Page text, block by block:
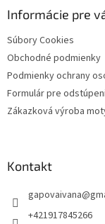
Informácie pre
Súbory Cookies
Obchodné podmienky
Podmienky ochrany
Formulár pre
Zákazková výroba
Kontakt
gapovaivana@
+421917845266